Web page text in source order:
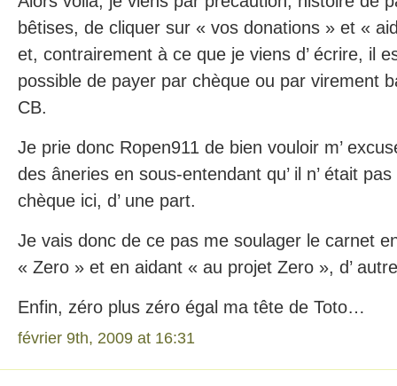
bêtises, de cliquer sur « vos donations » et «
et, contrairement à ce que je viens d’ écrire, il
possible de payer par chèque ou par virement
CB.
Je prie donc Ropen911 de bien vouloir m’
des âneries en sous-entendant qu’ il n’ était
chèque ici, d’ une part.
Je vais donc de ce pas me soulager le carnet
« Zero » et en aidant « au projet Zero », d’
Enfin, zéro plus zéro égal ma tête de Toto…
février 9th, 2009 at 16:31